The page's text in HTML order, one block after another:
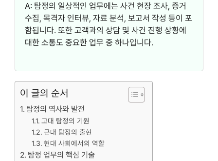
A: 탐정의 일상적인 업무에는 사건 현장 조사, 증거
수집, 목격자 인터뷰, 자료 분석, 보고서 작성 등이 포
함됩니다. 또한 고객과의 상담 및 사건 진행 상황에
대한 소통도 중요한 업무 중 하나입니다.
이 글의 순서
탐정의 역사와 발전
고대 탐정의 기원
근대 탐정의 출현
현대 사회에서의 역할
탐정 업무의 핵심 기술